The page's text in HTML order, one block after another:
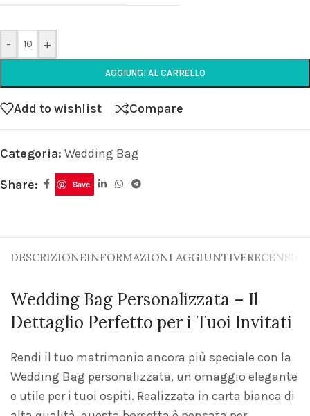
- +
AGGIUNGI AL CARRELLO
Add to wishlist Compare
Categoria: Wedding Bag
Share: Save
DESCRIZIONEINFORMAZIONI AGGIUNTIVE
Wedding Bag Personalizzata – Il
Dettaglio Perfetto per i Tuoi Invitati
Rendi il tuo matrimonio ancora più speciale con la
Wedding Bag personalizzata, un omaggio elegante
e utile per i tuoi ospiti. Realizzata in carta bianca di